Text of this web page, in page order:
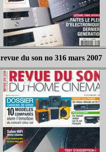
revue du son no 316 mars 2007